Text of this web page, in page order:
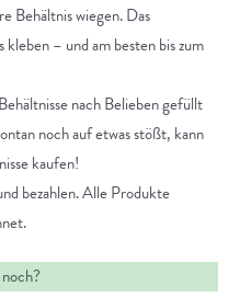
Behältnis wiegen. Das
– und am besten bis zum
nach Belieben gefüllt
noch auf etwas stößt, kann
kaufen!
bezahlen. Alle Produkte